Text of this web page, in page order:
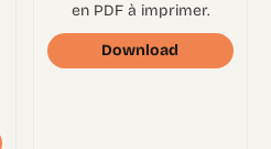
en PDF à imprimer.
Download